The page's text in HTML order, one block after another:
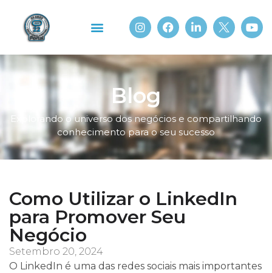
Blog
Explorando o universo dos negócios e compartilhando
conhecimento para o seu sucesso
Como Utilizar o LinkedIn
para Promover Seu
Negócio
Setembro 20, 2024
O LinkedIn é uma das redes sociais mais importantes